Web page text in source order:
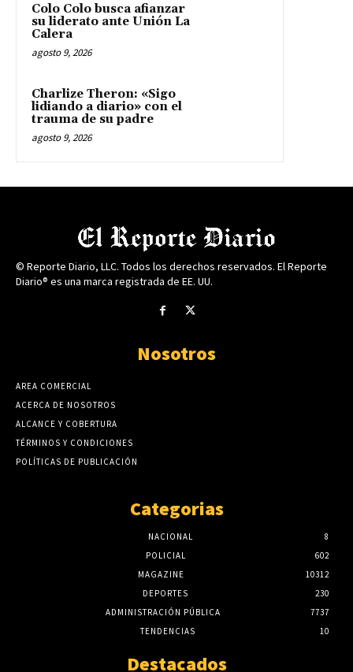
Colo Colo busca afianzar
su liderato ante Unión La
Calera
agosto 9, 2026
Charlize Theron: «Sigo
lidiando a diario» con el
trauma de su padre
agosto 9, 2026
© Reporte Diario, LLC. Todos los derechos reservados. El Reporte
Diario® es una marca registrada de EE. UU.
Nosotros
AREA COMERCIAL
ACERCA DE NOSOTROS
ALCANCE Y COBERTURA
TÉRMINOS Y CONDICIONES
POLÍTICAS DE PUBLICACIÓN
Categorias
NACIONAL
8
POLICIAL
602
MAGAZINE
10312
DEPORTES
230
ADMINISTRACIÓN PÚBLICA
7737
TENDENCIAS
10
Destacados